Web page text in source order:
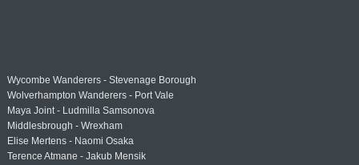
Wycombe Wanderers - Stevenage Borough
Wolverhampton Wanderers - Port Vale
Maya Joint - Ludmilla Samsonova
Middlesbrough - Wrexham
Elise Mertens - Naomi Osaka
Terence Atmane - Jakub Mensik